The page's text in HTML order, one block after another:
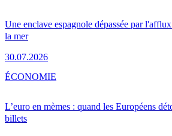
Une enclave espagnole dépassée par
la mer
30.07.2026
L’euro en mèmes : quand les Européens
billets
ÉCONOMIE